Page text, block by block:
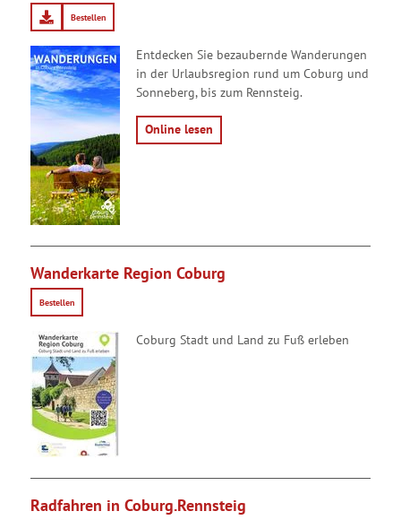
Bestellen
Entdecken Sie bezaubernde Wanderungen
in der Urlaubsregion rund um Coburg und
Sonneberg, bis zum Rennsteig.
Online lesen
Wanderkarte Region Coburg
Bestellen
Coburg Stadt und Land zu Fuß erleben
Radfahren in Coburg.Rennsteig